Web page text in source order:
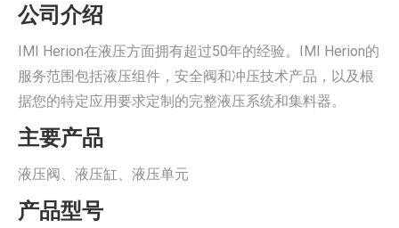
公司介绍
IMI Herion在液压方面拥有超过50年的经验。IMI Herion的
服务范围包括液压组件，安全阀和冲压技术产品，以及根
据您的特定应用要求定制的完整液压系统和集料器。
主要产品
液压阀、液压缸、液压单元
产品型号